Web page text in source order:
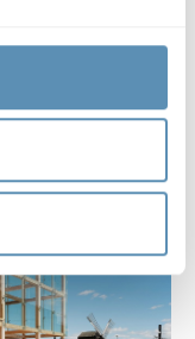
och ett läge som
av världen.